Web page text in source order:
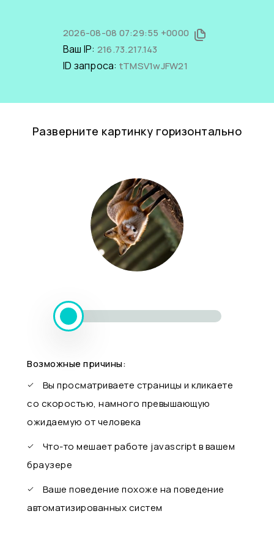
2026-08-08 07:29:55 +0000
Ваш IP: 216.73.217.143
ID запроса: tTMSV1wJFW21
Разверните картинку горизонтально
Возможные причины:
Вы просматриваете страницы и кликаете
со скоростью, намного превышающую
ожидаемую от человека
Что-то мешает работе javascript в вашем
браузере
Ваше поведение похоже на поведение
автоматизированных систем